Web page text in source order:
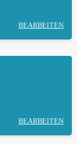
BEARBEITEN
BEARBEITEN